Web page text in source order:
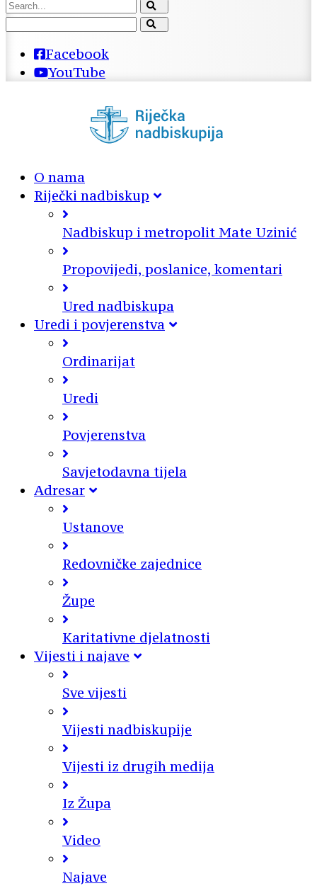
Facebook
YouTube
O nama
Riječki nadbiskup
Nadbiskup i metropolit Mate Uzinić
Propovijedi, poslanice, komentari
Ured nadbiskupa
Uredi i povjerenstva
Ordinarijat
Uredi
Povjerenstva
Savjetodavna tijela
Adresar
Ustanove
Redovničke zajednice
Župe
Karitativne djelatnosti
Vijesti i najave
Sve vijesti
Vijesti nadbiskupije
Vijesti iz drugih medija
Iz Župa
Video
Najave